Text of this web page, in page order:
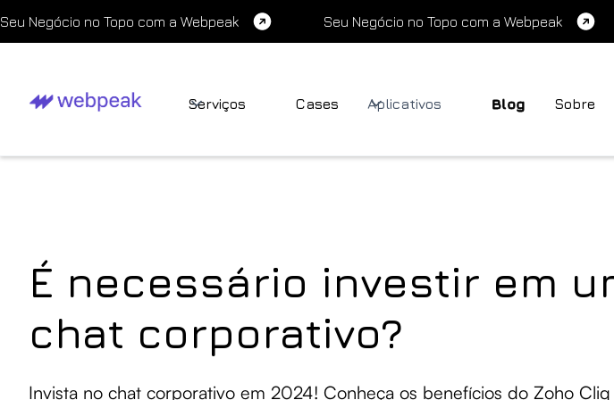
Seu Negócio no Topo com a Webpeak Seu Negócio no Topo com a Webpeak
Serviços Cases Aplicativos Blog Sobre
É necessário investir em
chat corporativo?
Invista no chat corporativo em 2024! Conheça os benefícios do Zoho